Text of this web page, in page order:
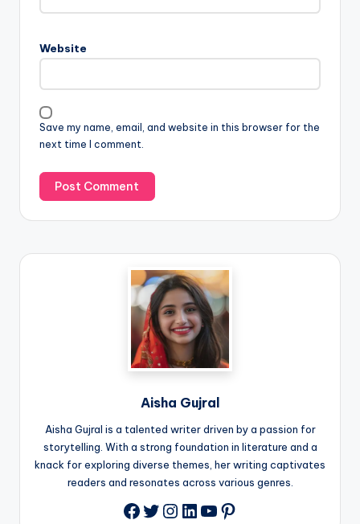
Website
Save my name, email, and website in this browser for the
next time I comment.
Aisha Gujral
Aisha Gujral is a talented writer driven by a passion for
storytelling. With a strong foundation in literature and a
knack for exploring diverse themes, her writing captivates
readers and resonates across various genres.
Facebook
Twitter
Instagram
LinkedIn
YouTube
Pinterest